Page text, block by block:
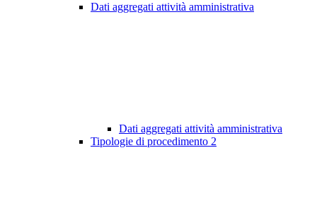
Dati aggregati attività amministrativa
Dati aggregati attività amministrativa
Tipologie di procedimento 2